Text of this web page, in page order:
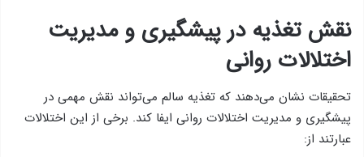
نقش تغذیه در پیشگیری و مدیریت
اختلالات روانی
تحقیقات نشان می‌دهند که تغذیه سالم می‌تواند نقش مهمی در
پیشگیری و مدیریت اختلالات روانی ایفا کند. برخی از این اختلالات
عبارتند از: